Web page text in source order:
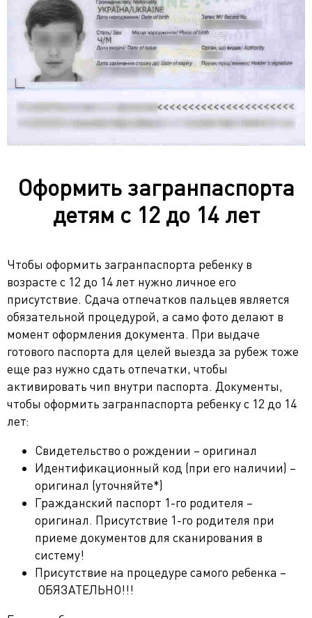
Оформить загранпаспорта
детям с 12 до 14 лет
Чтобы оформить загранпаспорта ребенку в
возрасте с 12 до 14 лет нужно личное его
присутствие. Сдача отпечатков пальцев является
обязательной процедурой, а само фото делают в
момент оформления документа. При выдаче
готового паспорта для целей выезда за рубеж тоже
еще раз нужно сдать отпечатки, чтобы
активировать чип внутри паспорта. Документы,
чтобы оформить загранпаспорта ребенку с 12 до 14
лет:
Свидетельство о рождении – оригинал
Идентификационный код (при его наличии) –
оригинал (уточняйте*)
Гражданский паспорт 1-го родителя –
оригинал. Присутствие 1-го родителя при
приеме документов для сканирования в
систему!
Присутствие на процедуре самого ребенка –
ОБЯЗАТЕЛЬНО!!!